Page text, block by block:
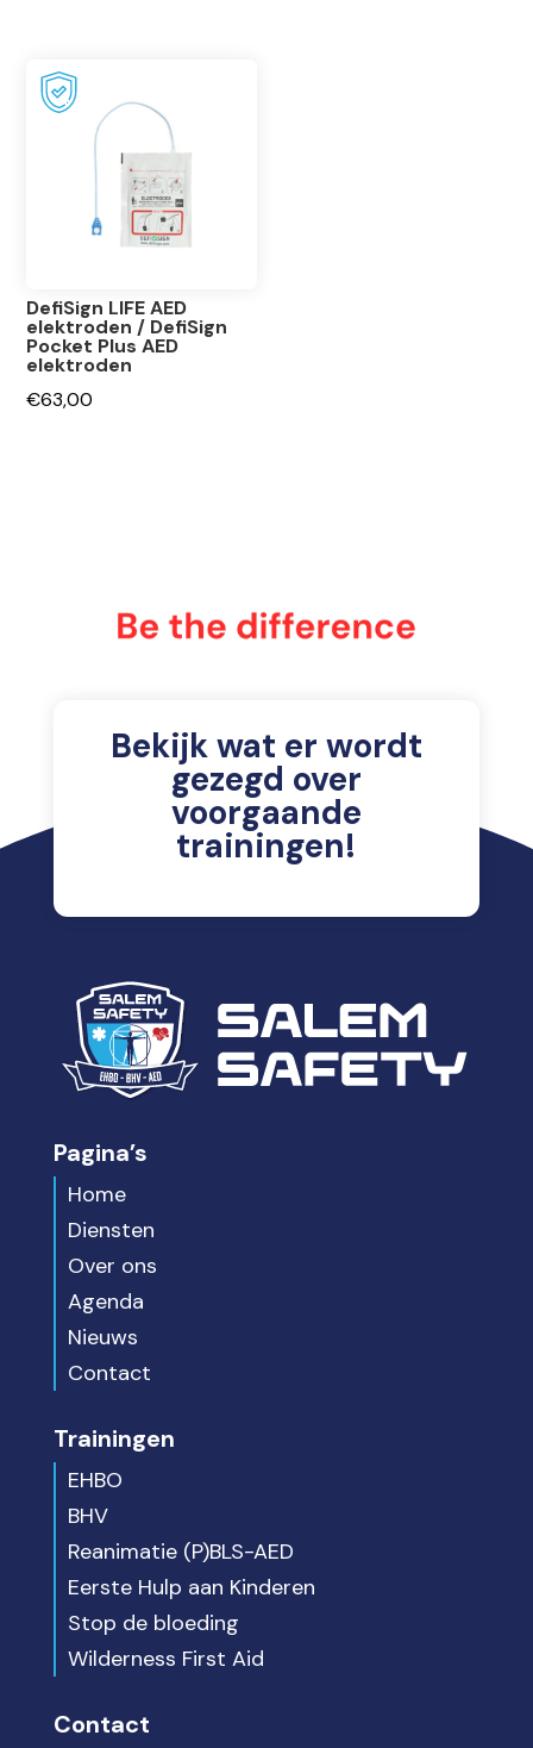
DefiSign LIFE AED
elektroden / DefiSign
Pocket Plus AED
elektroden
€63,00
Bekijk wat er wordt
gezegd over
voorgaande
trainingen!
Pagina’s
Home
Diensten
Over ons
Agenda
Nieuws
Contact
Trainingen
EHBO
BHV
Reanimatie (P)BLS-AED
Eerste Hulp aan Kinderen
Stop de bloeding
Wilderness First Aid
Contact